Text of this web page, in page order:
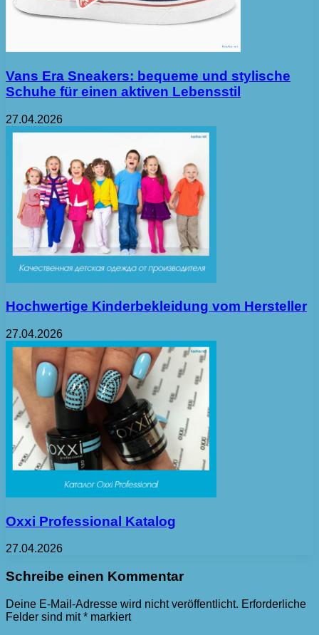
Vans Era Sneakers: bequeme und stylische
Schuhe für einen aktiven Lebensstil
27.04.2026
Hochwertige Kinderbekleidung vom Hersteller
27.04.2026
Oxxi Professional Katalog
27.04.2026
Schreibe einen Kommentar
Deine E-Mail-Adresse wird nicht veröffentlicht. Erforderliche
Felder sind mit* markiert